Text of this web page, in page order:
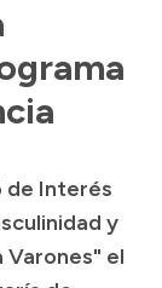
de Interés
y
Varones" el